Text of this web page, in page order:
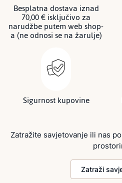
Besplatna dostava iznad
70,00 € isključivo za
narudžbe putem web shop-
a (ne odnosi se na žarulje)
Sigurnost kupovine
Zatražite savjetovanje ili nas
Zatraži